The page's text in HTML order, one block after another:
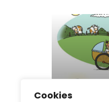
Cookies